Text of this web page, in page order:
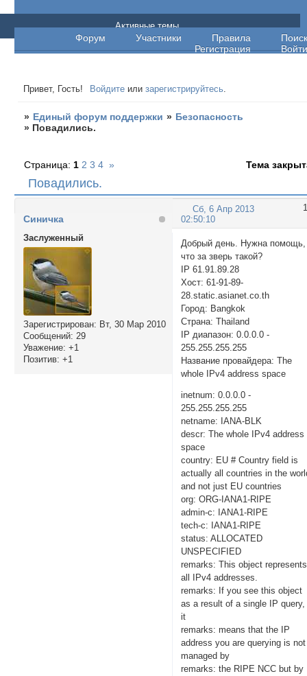
Единый форум поддержки
Форум Участники Правила
Поиск
Регистрация
Войти
Активные темы
Привет, Гость! Войдите илизарегистрируйтесь.
» Единый форум поддержки » Безопасность
» Повадились.
Повадились.
Страница: 1 2 3 4 » Тема
1
Сб, 6 Апр 2013
02:50:10
Синичка
Заслуженный
Зарегистрирован: Вт, 30 Мар 2010
Сообщений: 29
Уважение: +1
Позитив: +1
Добрый день. Нужна помощь,
что за зверь такой?
IP 61.91.89.28
Хост: 61-91-89-
28.static.asianet.co.th
Город: Bangkok
Страна: Thailand
IP диапазон: 0.0.0.0 -
255.255.255.255
Название провайдера: The
whole IPv4 address space
inetnum: 0.0.0.0 -
255.255.255.255
netname: IANA-BLK
descr: The whole IPv4 address
space
country: EU # Country field is
actually all countries in the
and not just EU countries
org: ORG-IANA1-RIPE
admin-c: IANA1-RIPE
tech-c: IANA1-RIPE
status: ALLOCATED
UNSPECIFIED
remarks: This object represents
all IPv4 addresses.
remarks: If you see this object
as a result of a single IP query,
it
remarks: means that the IP
address you are querying is not
managed by
remarks: the RIPE NCC but by